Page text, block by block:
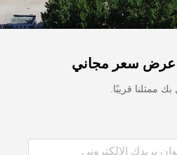
عرض سعر مجاني
ممثلنا قريبًا.